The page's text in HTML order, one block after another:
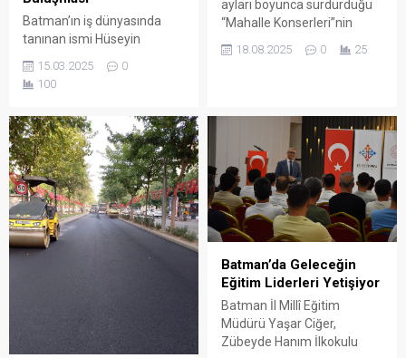
Batman’ın iş dünyasında
tanınan ismi Hüseyin
düzenlediği iftar
programında aile üyeleri, iş
yöneticileriyle bir araya
geldi.
15.03.2025
0
100
ayları boyunca sürdürdüğü
“Mahalle Konserleri”nin
12’ncisi Petrolkent
Mahallesi’nde, trafiğe kapalı
18.08.2025 0 25
Batman’da Geleceğin
Eğitim Liderleri Yetişiyor
Batman İl Millî Eğitim
Müdürü Yaşar Ciğer,
Zübeyde Hanım İlkokulu